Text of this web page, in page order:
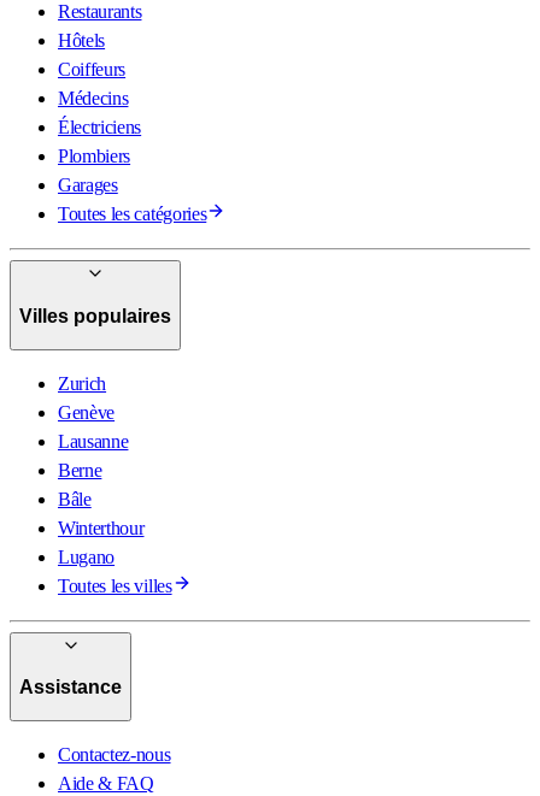
Restaurants
Hôtels
Coiffeurs
Médecins
Électriciens
Plombiers
Garages
Toutes les catégories
Villes populaires
Zurich
Genève
Lausanne
Berne
Bâle
Winterthour
Lugano
Toutes les villes
Assistance
Contactez-nous
Aide & FAQ